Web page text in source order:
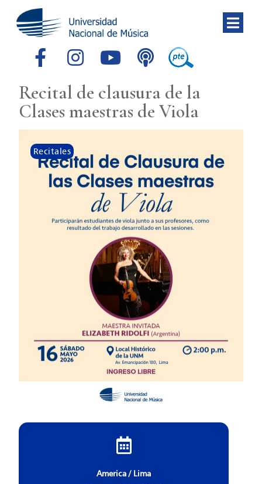
Recital de clausura de la
Clases maestras de Viola
Recitales
America / Lima